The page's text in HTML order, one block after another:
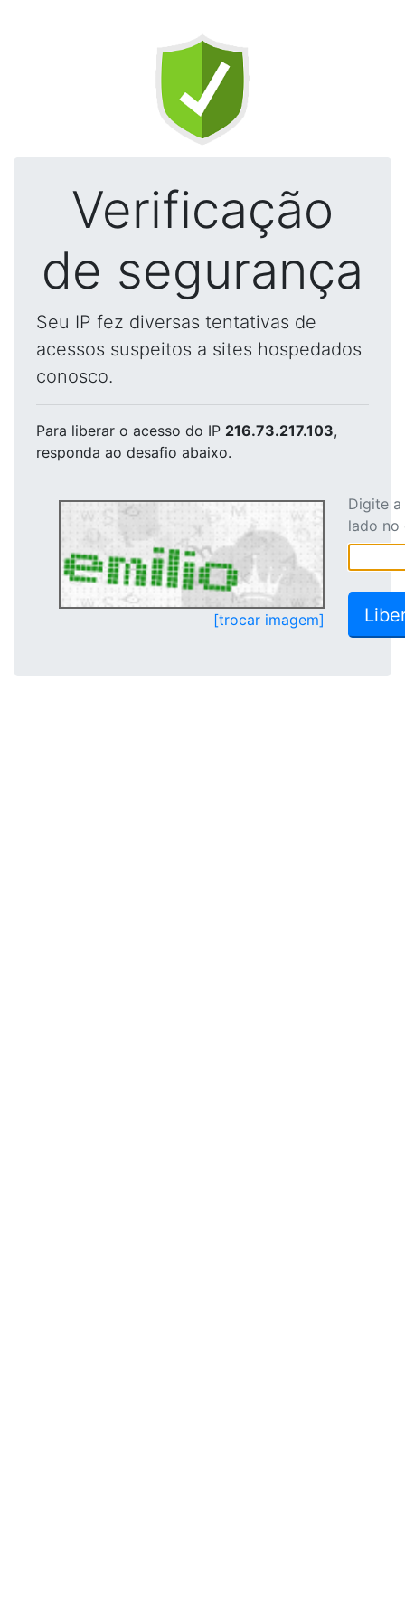
Verificação
de segurança
Seu IP fez diversas tentativas de
acessos suspeitos a sites hospedados
conosco.
Para liberar o acesso do IP 216.73.217.103,
responda ao desafio abaixo.
[trocar imagem]
Digite
lado no